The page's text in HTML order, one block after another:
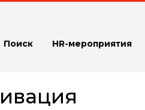
Поиск HR-мероприятия